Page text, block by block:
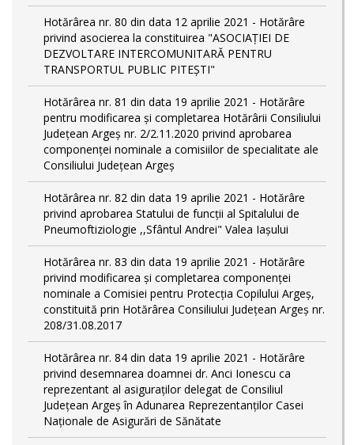
Hotărârea nr. 80 din data 12 aprilie 2021 - Hotărâre
privind asocierea la constituirea "ASOCIAȚIEI DE
DEZVOLTARE INTERCOMUNITARĂ PENTRU
TRANSPORTUL PUBLIC PITEȘTI"
Hotărârea nr. 81 din data 19 aprilie 2021 - Hotărâre
pentru modificarea și completarea Hotărârii Consiliului
Județean Argeș nr. 2/2.11.2020 privind aprobarea
componenței nominale a comisiilor de specialitate ale
Consiliului Județean Argeș
Hotărârea nr. 82 din data 19 aprilie 2021 - Hotărâre
privind aprobarea Statului de funcții al Spitalului de
Pneumoftiziologie ,,Sfântul Andrei" Valea Iașului
Hotărârea nr. 83 din data 19 aprilie 2021 - Hotărâre
privind modificarea și completarea componenței
nominale a Comisiei pentru Protecția Copilului Argeș,
constituită prin Hotărârea Consiliului Județean Argeș nr.
208/31.08.2017
Hotărârea nr. 84 din data 19 aprilie 2021 - Hotărâre
privind desemnarea doamnei dr. Anci Ionescu ca
reprezentant al asiguraților delegat de Consiliul
Județean Argeș în Adunarea Reprezentanților Casei
Naționale de Asigurări de Sănătate